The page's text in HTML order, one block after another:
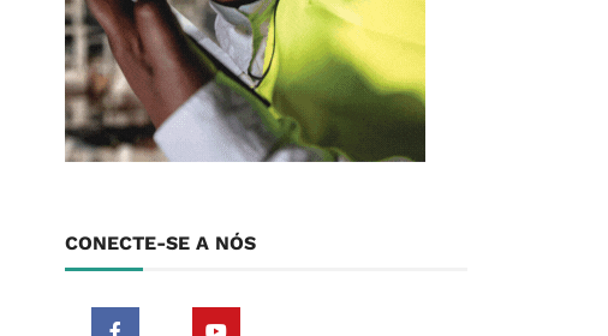
CONECTE-SE A NÓS